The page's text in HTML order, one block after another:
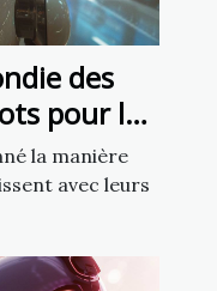
des
pour la
la manière
avec leurs